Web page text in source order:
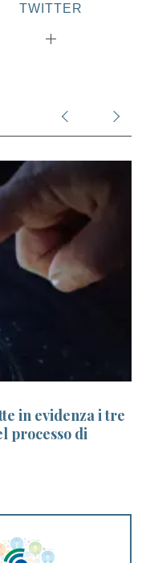
TWITTER
in evidenza i tre
processo di